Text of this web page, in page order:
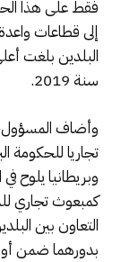
فقط على هذا
إلى قطاعات
البلدين بلغت
سنة 2019.
تجاريا للحكومة
وبريطانيا يلوح
كمبعوث تجاري
التعاون بين
بدورهما ضمن